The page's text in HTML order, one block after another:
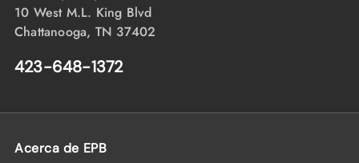
10 West M.L. King Blvd
Chattanooga, TN 37402
423-648-1372
Acerca de EPB